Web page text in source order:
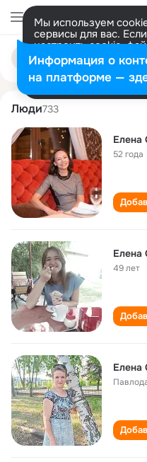
Мы используем
сервисы для вас.
настроить cookie-
представитель.
Разрешить все
Поиск
людям
elena sedykh
Люди733
Елена
52 года
Елена
49 лет
Елена
Информация о
на платформе —